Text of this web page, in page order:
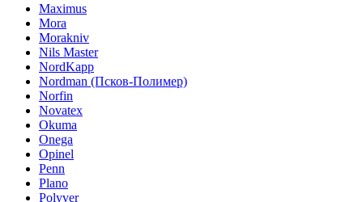
Maximus
Mora
Morakniv
Nils Master
NordKapp
Nordman (Псков-Полимер)
Norfin
Novatex
Okuma
Onega
Opinel
Penn
Plano
Polyver